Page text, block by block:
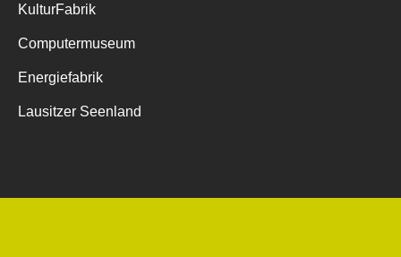
KulturFabrik
Computermuseum
Energiefabrik
Lausitzer Seenland